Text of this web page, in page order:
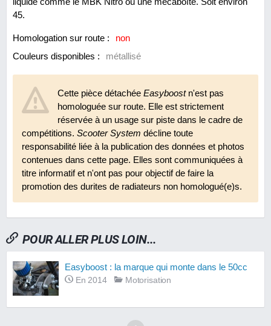
45.
Homologation sur route :
non
Couleurs disponibles :
métallisé
Cette pièce détachéeEasyboostn'est pas
homologuée sur route. Elle est strictement
réservée à un usage sur piste dans le cadre de
compétitions. Scooter System décline toute
responsabilité liée à la publication des données et photos
contenues dans cette page. Elles sont communiquées à
titre informatif et n'ont pas pour objectif de faire la
promotion des durites de radiateurs non homologué(e)s.
POUR ALLER PLUS LOIN...
Easyboost : la marque qui monte dans le 50cc
En 2014 Motorisation